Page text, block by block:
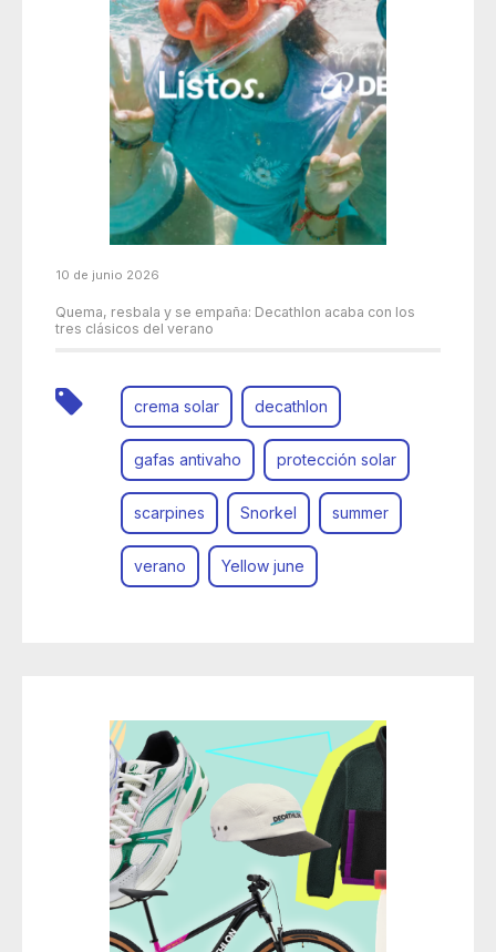
10 de junio 2026
Quema, resbala y se empaña: Decathlon acaba con los
tres clásicos del verano
crema solar decathlon
gafas antivaho protección solar
scarpines Snorkel summer
verano Yellow june